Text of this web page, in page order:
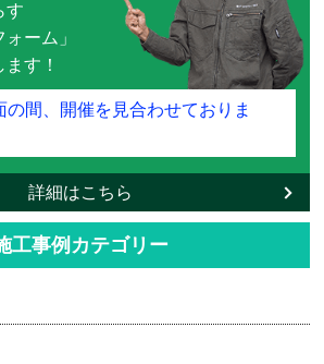
す
ーム」
す！
の間、開催を見合わせておりま
詳細はこちら
工事例カテゴリー